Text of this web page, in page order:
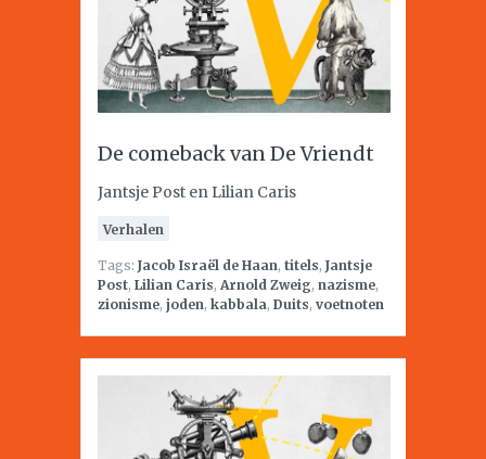
De comeback van De Vriendt
Jantsje Post en Lilian Caris
Verhalen
Tags: Jacob Israël de Haan, titels, Jantsje
Post, Lilian Caris, Arnold Zweig, nazisme,
zionisme, joden, kabbala, Duits, voetnoten